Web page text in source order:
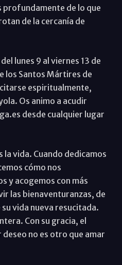
de lo que
de la cercanía de
lunes 9 al viernes 13 de
los Santos Mártires de
espiritualmente,
Os animo a acudir
desde cualquier lugar
vida. Cuando dedicamos
cómo nos
y acogemos con más
las bienaventuranzas, de
vida nueva resucitada.
Con su gracia, el
no es otro que amar